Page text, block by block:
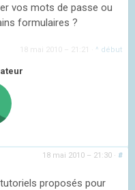
vos mots de passe ou
formulaires ?
18 mai 2010 – 21:21 ^ début
18 mai 2010 – 21:30 · #
proposés pour